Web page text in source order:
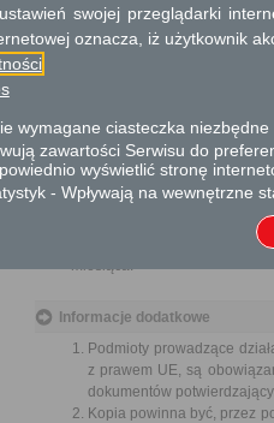
o odmowie rejestracji za
w Urzędzie lub data jego
Przedmiotem skargi może
ich pracowników, naruszenie
spraw.
Przedmiotem wniosku
usprawnienie pracy i
Organ właściwy dla
miesiąca.
Informacje dodatkowe
Podmioty prowadzące
z prawem UE, są
dokumentów
Kopia powinna być, przez
swojej przeglądarki
oznacza, iż użytkownik
wymagane ciasteczka
zawartości Serwisu do
wyświetlić stronę
- Wpływają na wewnętrzne